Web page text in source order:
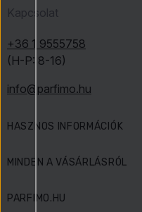
Kapcsolat
+36 1 9555758
(H-P: 8-16)
info@parfimo.hu
HASZNOS INFORMÁCIÓK
Akciók és ünnepek
MINDEN A VÁSÁRLÁSRÓL
PARFIMO.HU